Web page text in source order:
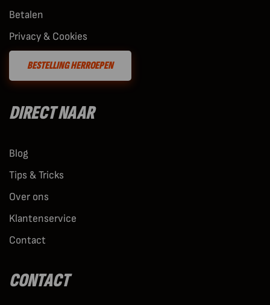
Betalen
Privacy & Cookies
BESTELLING HERROEPEN
DIRECT NAAR
Blog
Tips & Tricks
Over ons
Klantenservice
Contact
CONTACT